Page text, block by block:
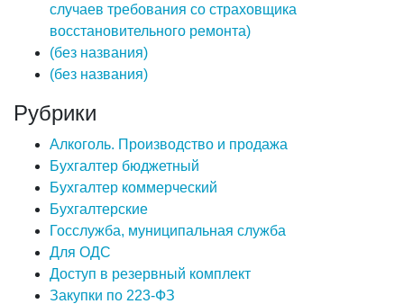
случаев требования со страховщика
восстановительного ремонта)
(без названия)
(без названия)
Рубрики
Алкоголь. Производство и продажа
Бухгалтер бюджетный
Бухгалтер коммерческий
Бухгалтерские
Госслужба, муниципальная служба
Для ОДС
Доступ в резервный комплект
Закупки по 223-ФЗ